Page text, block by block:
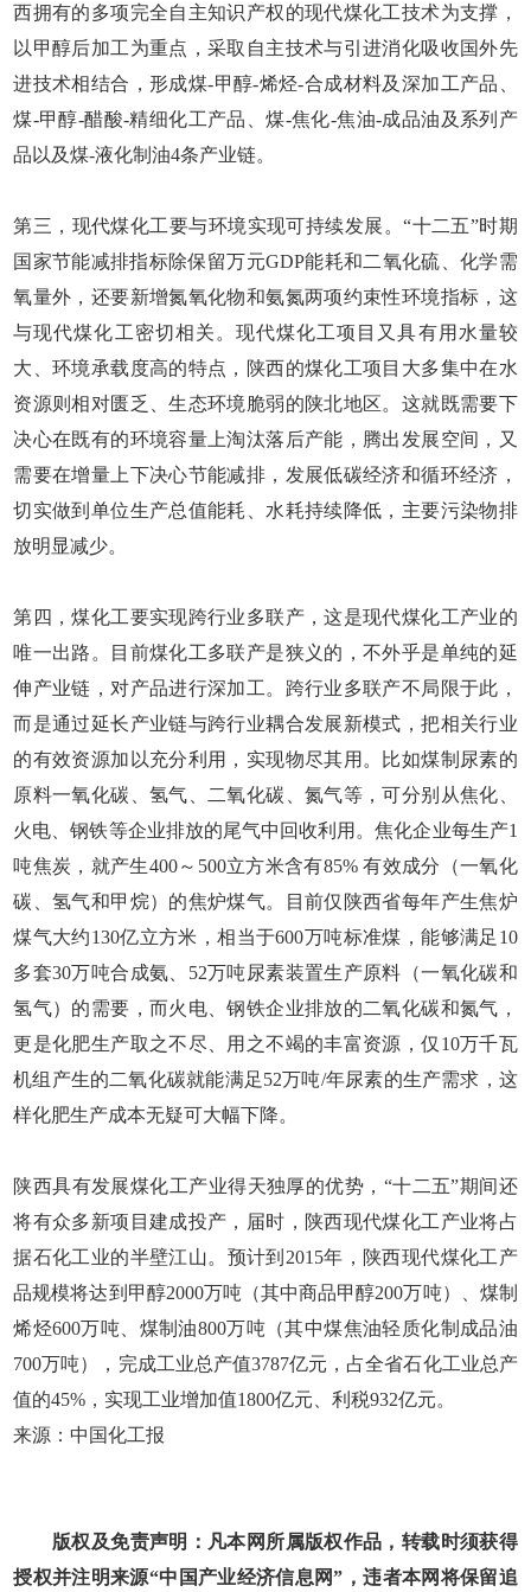
西拥有的多项完全自主知识产权的现代煤化工技术为支撑，
以甲醇后加工为重点，采取自主技术与引进消化吸收国外先
进技术相结合，形成煤-甲醇-烯烃-合成材料及深加工产品、
煤-甲醇-醋酸-精细化工产品、煤-焦化-焦油-成品油及系列产
品以及煤-液化制油4条产业链。
第三，现代煤化工要与环境实现可持续发展。“十二五”时期
国家节能减排指标除保留万元GDP能耗和二氧化硫、化学需
氧量外，还要新增氮氧化物和氨氮两项约束性环境指标，这
与现代煤化工密切相关。现代煤化工项目又具有用水量较
大、环境承载度高的特点，陕西的煤化工项目大多集中在水
资源则相对匮乏、生态环境脆弱的陕北地区。这就既需要下
决心在既有的环境容量上淘汰落后产能，腾出发展空间，又
需要在增量上下决心节能减排，发展低碳经济和循环经济，
切实做到单位生产总值能耗、水耗持续降低，主要污染物排
放明显减少。
第四，煤化工要实现跨行业多联产，这是现代煤化工产业的
唯一出路。目前煤化工多联产是狭义的，不外乎是单纯的延
伸产业链，对产品进行深加工。跨行业多联产不局限于此，
而是通过延长产业链与跨行业耦合发展新模式，把相关行业
的有效资源加以充分利用，实现物尽其用。比如煤制尿素的
原料一氧化碳、氢气、二氧化碳、氮气等，可分别从焦化、
火电、钢铁等企业排放的尾气中回收利用。焦化企业每生产1
吨焦炭，就产生400～500立方米含有85% 有效成分（一氧化
碳、氢气和甲烷）的焦炉煤气。目前仅陕西省每年产生焦炉
煤气大约130亿立方米，相当于600万吨标准煤，能够满足10
多套30万吨合成氨、52万吨尿素装置生产原料（一氧化碳和
氢气）的需要，而火电、钢铁企业排放的二氧化碳和氮气，
更是化肥生产取之不尽、用之不竭的丰富资源，仅10万千瓦
机组产生的二氧化碳就能满足52万吨/年尿素的生产需求，这
样化肥生产成本无疑可大幅下降。
陕西具有发展煤化工产业得天独厚的优势，“十二五”期间还
将有众多新项目建成投产，届时，陕西现代煤化工产业将占
据石化工业的半壁江山。预计到2015年，陕西现代煤化工产
品规模将达到甲醇2000万吨（其中商品甲醇200万吨）、煤制
烯烃600万吨、煤制油800万吨（其中煤焦油轻质化制成品油
700万吨），完成工业总产值3787亿元，占全省石化工业总产
值的45%，实现工业增加值1800亿元、利税932亿元。
来源：中国化工报
版权及免责声明：凡本网所属版权作品，转载时须获得
授权并注明来源“中国产业经济信息网”，违者本网将保留追